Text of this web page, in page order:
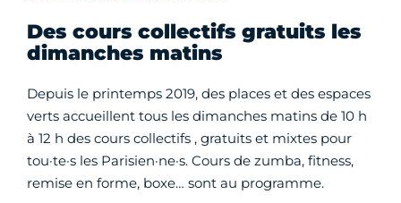
Des cours collectifs gratuits les
dimanches matins
Depuis le printemps 2019, des places et des espaces
verts accueillent tous les dimanches matins de 10 h
à 12 h des cours collectifs , gratuits et mixtes pour
tou·te·s les Parisien·ne·s. Cours de zumba, fitness,
remise en forme, boxe… sont au programme.